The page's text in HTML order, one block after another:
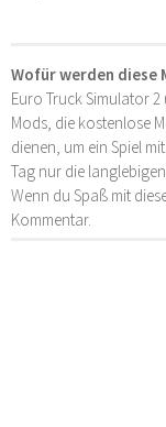
Wofür werden diese
Euro Truck Simulator
Mods, die kostenlose
dienen, um ein Spiel
Tag nur die
Wenn du Spaß mit
Kommentar.